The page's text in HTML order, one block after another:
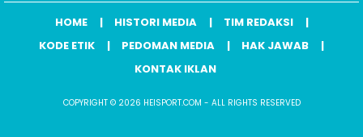
HOME HISTORI MEDIA
TIM REDAKSI
KODE ETIK
PEDOMAN MEDIA
HAK JAWAB
KONTAK IKLAN
COPYRIGHT © 2026 HEISPORT.COM - ALL RIGHTS RESERVED